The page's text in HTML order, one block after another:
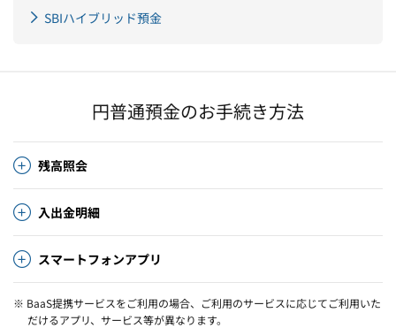
SBIハイブリッド預金
円普通預金のお手続き方法
残高照会
入出金明細
スマートフォンアプリ
※ BaaS提携サービスをご利用の場合、ご利用のサービスに応じてご利用いた
だけるアプリ、サービス等が異なります。